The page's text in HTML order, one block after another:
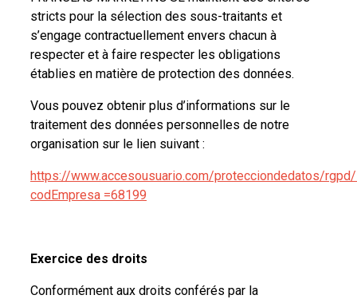
stricts pour la sélection des sous-traitants et
s’engage contractuellement envers chacun à
respecter et à faire respecter les obligations
établies en matière de protection des données.
Vous pouvez obtenir plus d’informations sur le
traitement des données personnelles de notre
organisation sur le lien suivant :
https://www.accesousuario.com/protecciondedatos/
codEmpresa =68199
Exercice des droits
Conformément aux droits conférés par la